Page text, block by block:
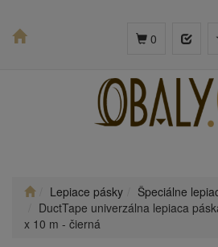
0
Lepiace pásky
Špeciálne
DuctTape univerzálna lepiaca
x 10 m - čierná